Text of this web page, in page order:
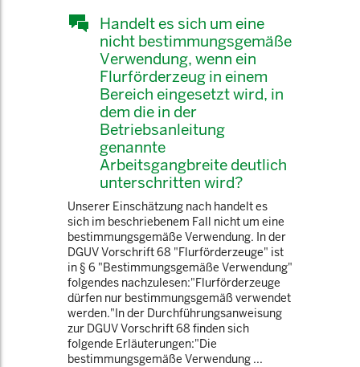
Handelt es sich um eine
nicht bestimmungsgemäße
Verwendung, wenn ein
Flurförderzeug in einem
Bereich eingesetzt wird, in
dem die in der
Betriebsanleitung
genannte
Arbeitsgangbreite deutlich
unterschritten wird?
Unserer Einschätzung nach handelt es
sich im beschriebenem Fall nicht um eine
bestimmungsgemäße Verwendung. In der
DGUV Vorschrift 68 "Flurförderzeuge" ist
in § 6 "Bestimmungsgemäße Verwendung"
folgendes nachzulesen:"Flurförderzeuge
dürfen nur bestimmungsgemäß verwendet
werden."In der Durchführungsanweisung
zur DGUV Vorschrift 68 finden sich
folgende Erläuterungen:"Die
bestimmungsgemäße Verwendung ...